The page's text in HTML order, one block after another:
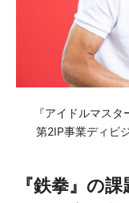
『アイドルマス
第2IP事業ディビ
『鉄拳』の